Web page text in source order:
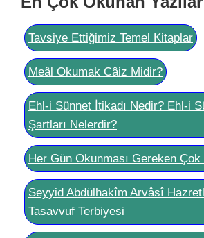
Tavsiye Ettiğimiz Temel Kitaplar
Meâl Okumak Câiz Midir?
Ehl-i Sünnet İtikadı Nedir? Ehl-i
Şartları Nelerdir?
Her Gün Okunması Gereken
Seyyid Abdülhakîm Arvâsî
Tasavvuf Terbiyesi